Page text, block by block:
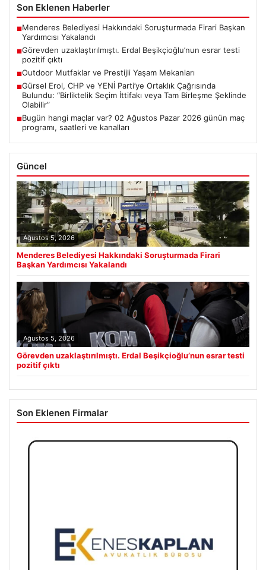
Son Eklenen Haberler
■Menderes Belediyesi Hakkındaki Soruşturmada Firari Başkan
Yardımcısı Yakalandı
■Görevden uzaklaştırılmıştı. Erdal Beşikçioğlu’nun esrar testi
pozitif çıktı
■Outdoor Mutfaklar ve Prestijli Yaşam Mekanları
■Gürsel Erol, CHP ve YENİ Parti’ye Ortaklık Çağrısında
Bulundu: “Birliktelik Seçim İttifakı veya Tam Birleşme Şeklinde
Olabilir”
■Bugün hangi maçlar var? 02 Ağustos Pazar 2026 günün maç
programı, saatleri ve kanalları
Güncel
Ağustos 5, 2026
Menderes Belediyesi Hakkındaki Soruşturmada Firari
Başkan Yardımcısı Yakalandı
Ağustos 5, 2026
Görevden uzaklaştırılmıştı. Erdal Beşikçioğlu’nun esrar testi
pozitif çıktı
Son Eklenen Firmalar